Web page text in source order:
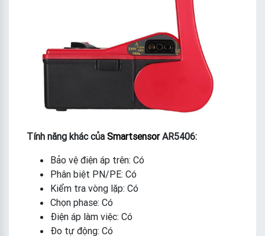
Tính năng khác của SmartsensorAR5406:
Bảo vệ điện áp trên: Có
Phân biệt PN/PE: Có
Kiểm tra vòng lặp: Có
Chọn phase: Có
Điện áp làm việc: Có
Đo tự động: Có